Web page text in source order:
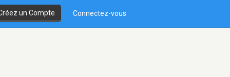
un Compte Connectez-vous